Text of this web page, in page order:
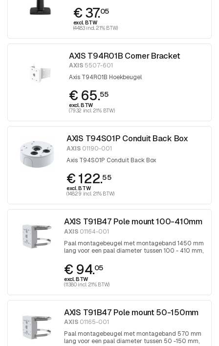
€ 37.05
excl. BTW
(44.83 incl. 21% BTW)
AXIS T94R01B Corner Bracket
AXIS5507-601
Axis T94R01B Hoekbeugel
€ 65.55
excl. BTW
(79.32 incl. 21% BTW)
AXIS T94S01P Conduit Back Box
AXIS 01190-001
Axis T94S01P Conduit Back Box
€ 122.55
excl. BTW
(148.29 incl. 21% BTW)
AXIS T91B47 Pole mount 100-410mm
AXIS 01164-001
Paal montagebeugel met montageband 1450 mm
lang voor een paal diameter tussen 100 - 410 mm,
schroevendraaier
€ 94.05
excl. BTW
(113.80 incl. 21% BTW)
AXIS T91B47 Pole mount 50-150mm
AXIS 01165-001
Paal montagebeugel met montageband 570 mm
lang voor een paal diameter tussen 50 -150 mm,